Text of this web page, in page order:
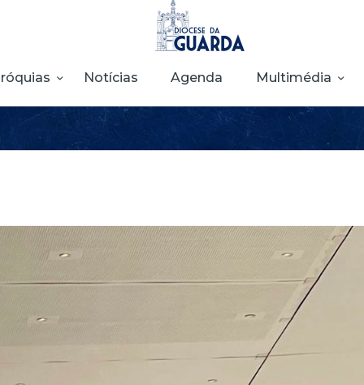
Notícias Agenda Multimédia
PARÓQUIAS
MULTIMÉDIA
SENTIR COM A
IGREJA
CONTACTOS